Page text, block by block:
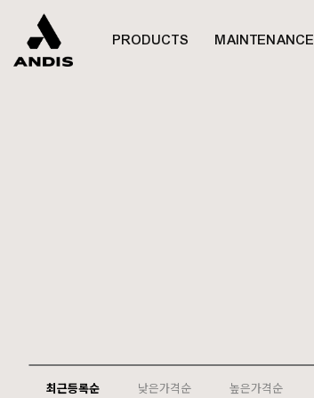
PRODUCTS MAINTENANCE
최근등록순 낮은가격순 높은가격순